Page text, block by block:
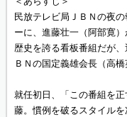
民放テレビ局ＪＢＮの夜
ーに、進藤壮一（阿部寛
歴史を誇る看板番組だが
ＢＮの国定義雄会長（高
就任初日、「この番組を
藤。慣例を破るスタイル